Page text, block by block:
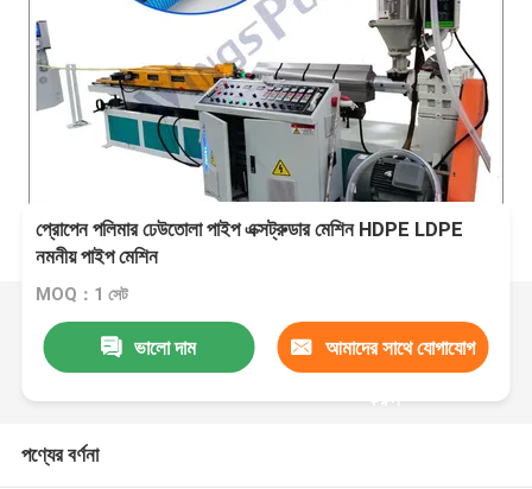
প্রোপেন পলিমার ঢেউতোলা পাইপ এক্সট্রুডার মেশিন HDPE LDPE
নমনীয় পাইপ মেশিন
MOQ：1 সেট
ভালো দাম আমাদের সাথে যোগাযোগ
করুন
পণ্যের বর্ণনা